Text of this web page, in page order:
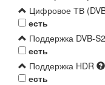
Цифровое ТВ
есть
Поддержка DVB-S2
есть
Поддержка HDR
есть